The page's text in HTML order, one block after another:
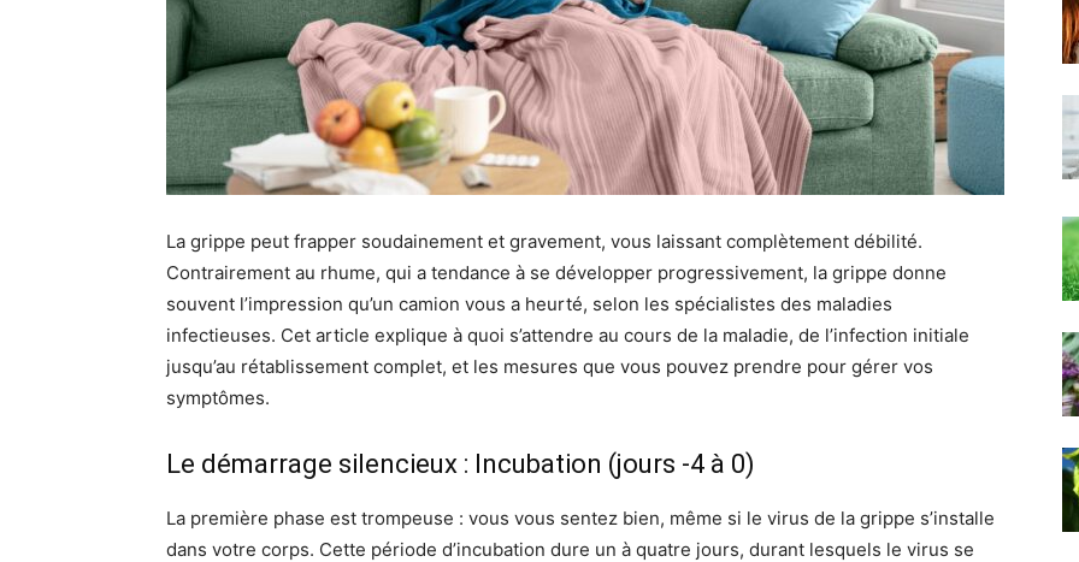
La grippe peut frapper soudainement et gravement, vous laissant complètement débilité.
Contrairement au rhume, qui a tendance à se développer progressivement, la grippe donne
souvent l’impression qu’un camion vous a heurté, selon les spécialistes des maladies
infectieuses. Cet article explique à quoi s’attendre au cours de la maladie, de l’infection initiale
jusqu’au rétablissement complet, et les mesures que vous pouvez prendre pour gérer vos
symptômes.
Le démarrage silencieux : Incubation (jours -4 à 0)
La première phase est trompeuse : vous vous sentez bien, même si le virus de la grippe s’installe
dans votre corps. Cette période d’incubation dure un à quatre jours, durant lesquels le virus se